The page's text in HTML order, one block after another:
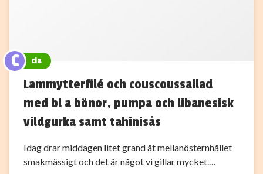
C cia
Lammytterfilé och couscoussallad
med bl a bönor, pumpa och libanesisk
vildgurka samt tahinisås
Idag drar middagen litet grand åt mellanösternhållet
smakmässigt och det är något vi gillar mycket.…